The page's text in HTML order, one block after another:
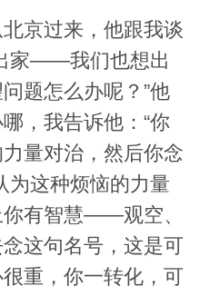
京过来，他跟我谈
家——我们也想出
题怎么办呢？”他
，我告诉他：“你
量对治，然后你念
为这种烦恼的力量
你有智慧——观空、
这句名号，这是可
重，你一转化，可